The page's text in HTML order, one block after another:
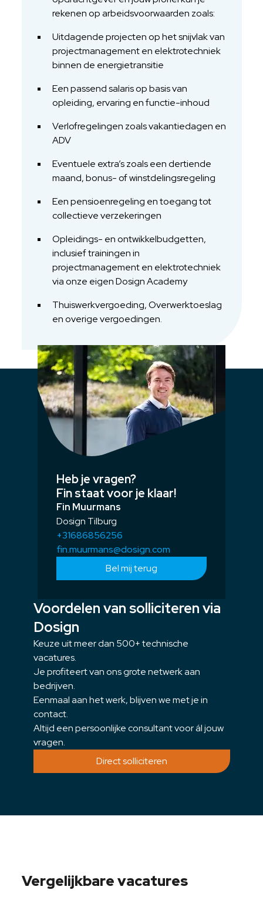
rekenen op arbeidsvoorwaarden zoals:
Uitdagende projecten op het snijvlak van
projectmanagement en elektrotechniek
binnen de energietransitie
Een passend salaris op basis van
opleiding, ervaring en functie-inhoud
Verlofregelingen zoals vakantiedagen en
ADV
Eventuele extra’s zoals een dertiende
maand, bonus- of winstdelingsregeling
Een pensioenregeling en toegang tot
collectieve verzekeringen
Opleidings- en ontwikkelbudgetten,
inclusief trainingen in
projectmanagement en elektrotechniek
via onze eigen Dosign Academy
Thuiswerkvergoeding, Overwerktoeslag
en overige vergoedingen.
Heb je vragen?
Fin staat voor je klaar!
Fin Muurmans
Dosign Tilburg
+31686856256
fin.muurmans@dosign.com
Bel mij terug
Voordelen van solliciteren via
Dosign
Keuze uit meer dan 500+ technische
vacatures.
Je profiteert van ons grote netwerk aan
bedrijven.
Eenmaal aan het werk, blijven we met je in
contact.
Altijd een persoonlijke consultant voor ál jouw
vragen.
Direct solliciteren
Vergelijkbare vacatures